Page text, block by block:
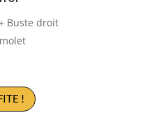
Buste droit
!